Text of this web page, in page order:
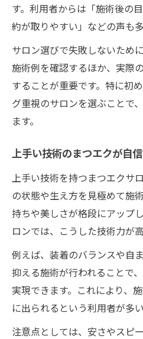
す。利用者からは「施術後の
約が取りやすい」などの声も
サロン選びで失敗しないため
施術例を確認するほか、実際
することが重要です。特に初
グ重視のサロンを選ぶことで
ます。
上手い技術のまつエクが自
上手い技術を持つまつエクサ
の状態や生え方を見極めて施
持ちや美しさが格段にアップ
ロンでは、こうした技術力が
例えば、装着のバランスや自
抑える施術が行われることで
実現できます。これにより、
に出られるという利用者が多い
注意点としては、安さやスピ